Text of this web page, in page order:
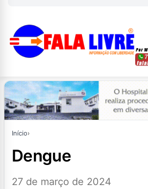
Início›
dengue
27 de março de 2024